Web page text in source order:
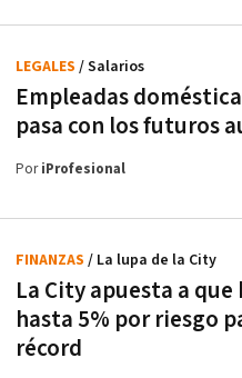
Empleadas
pasa con los futuros
LEGALES / Salarios
PoriProfesional
La City apuesta a
hasta 5% por riesgo
récord
FINANZAS / La lupa de la City